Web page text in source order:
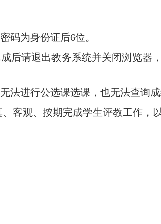
码为身份证后6位。
后请退出教务系统并关闭浏览器
法进行公选课选课，也无法查询成
客观、按期完成学生评教工作，